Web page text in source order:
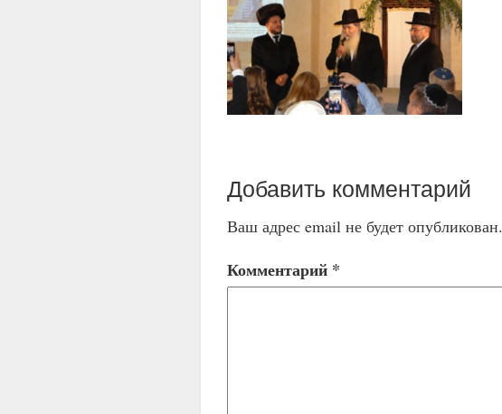
Добавить комментарий
Ваш адрес email не будет опубликован.
Комментарий *